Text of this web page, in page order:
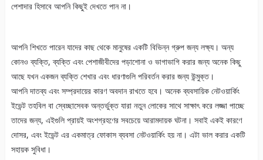
পেশাদার হিসাবে আপনি কিছুই দেখতে পান না।
আপনি শিখতে পারেন যাদের কাছ থেকে মানুষের একটি বিভিন্ন গ্রুপ জন্য লক্ষ্য। অন্য
কোনও ব্যক্তি, ব্যক্তি এবং পেশাজীবীদের পড়াশোনা ও ভাগাভাগি করার জন্য অনেক কিছু
আছে যখন একজন ব্যক্তি শেখার এবং ধারণাগুলি পরিবর্তন করার জন্য উন্মুক্ত।
আপনি দাতব্য এবং সম্প্রদায়ের কারণ অবদান রাখতে হবে। অনেক ব্যবসায়িক নেটওয়ার্কিং
ইভেন্ট তহবিল বা স্বেচ্ছাসেবক অন্তর্ভুক্ত যারা নতুন লোকের সাথে সাক্ষাৎ করে লজ্জা পাচ্ছে
তাদের জন্য, এইগুলি প্রায়ই অংশগ্রহণের সবচেয়ে আরামদায়ক ঘটনা। সবাই একই কারণে
দোসর, এবং ইভেন্ট এর একমাত্র ফোকাস ব্যবসা নেটওয়ার্কিং হয় না। এটা ভাল করার একটি
সহায়ক সুবিধা।